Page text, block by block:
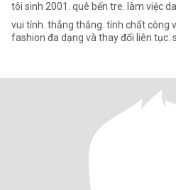
tôi sinh 2001. quê bến tre. làm việc
vui tính. thẳng thắng. tính chất công
fashion đa dạng và thay đổi liên tục.